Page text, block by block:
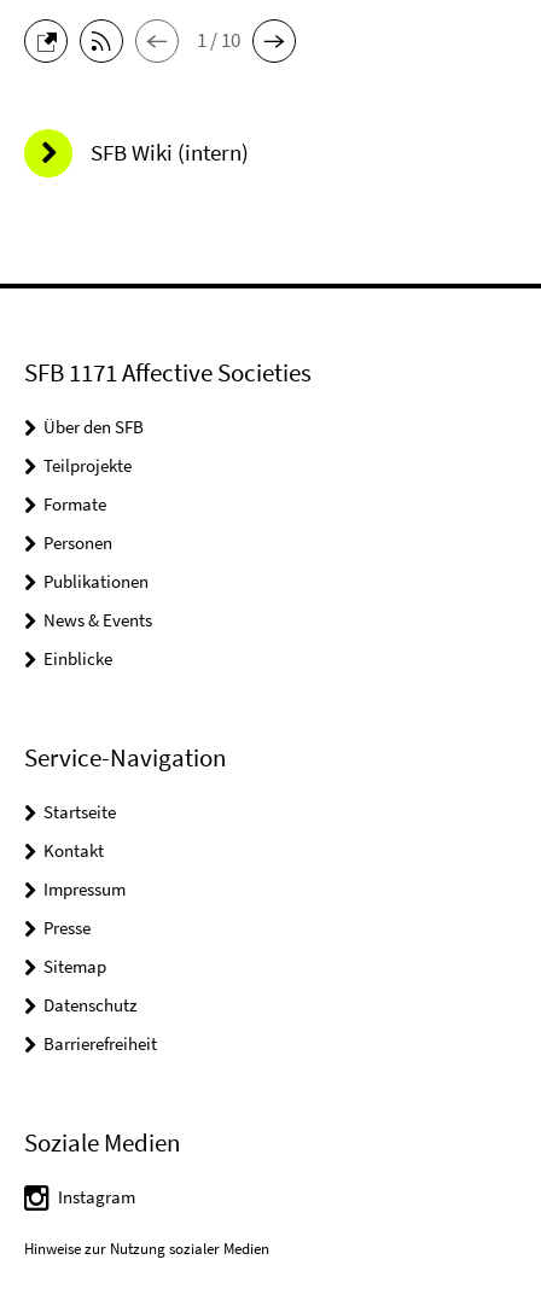
1 / 10
SFB Wiki (intern)
SFB 1171 Affective Societies
Über den SFB
Teilprojekte
Formate
Personen
Publikationen
News & Events
Einblicke
Service-Navigation
Startseite
Kontakt
Impressum
Presse
Sitemap
Datenschutz
Barrierefreiheit
Soziale Medien
Instagram
Hinweise zur Nutzung sozialer Medien